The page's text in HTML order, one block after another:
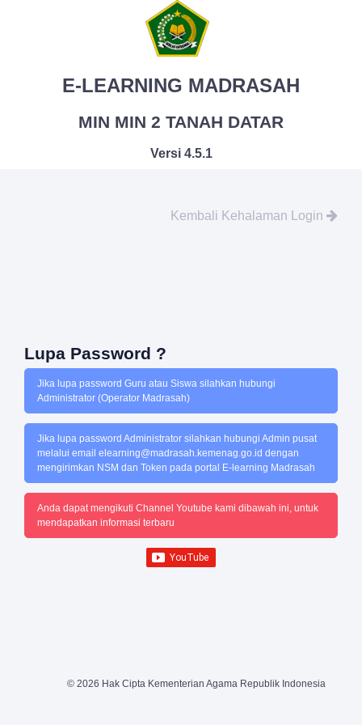
E-LEARNING MADRASAH
MIN MIN 2 TANAH DATAR
Versi 4.5.1
Kembali Kehalaman Login
Lupa Password ?
Jika lupa password Guru atau Siswa silahkan hubungi
Administrator (Operator Madrasah)
Jika lupa password Administrator silahkan hubungi Admin pusat
melalui email elearning@madrasah.kemenag.go.id dengan
mengirimkan NSM dan Token pada portal E-learning Madrasah
Anda dapat mengikuti Channel Youtube kami dibawah ini, untuk
mendapatkan informasi terbaru
© 2026 Hak Cipta Kementerian Agama Republik Indonesia